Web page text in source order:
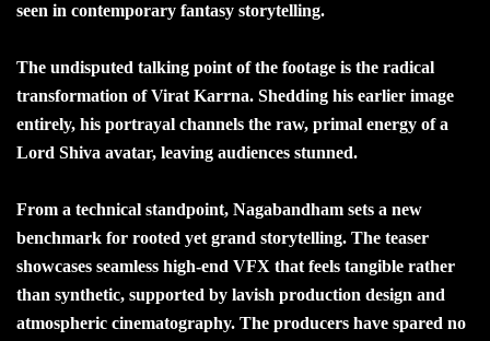
seen in contemporary fantasy storytelling.
The undisputed talking point of the footage is the radical
transformation of Virat Karrna. Shedding his earlier image
entirely, his portrayal channels the raw, primal energy of a
Lord Shiva avatar, leaving audiences stunned.
From a technical standpoint, Nagabandham sets a new
benchmark for rooted yet grand storytelling. The teaser
showcases seamless high-end VFX that feels tangible rather
than synthetic, supported by lavish production design and
atmospheric cinematography. The producers have spared no